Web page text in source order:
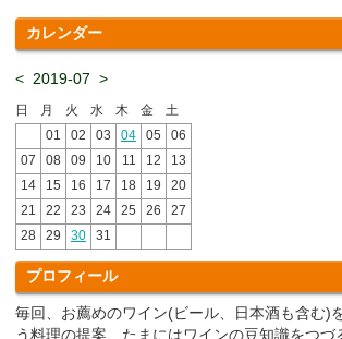
カレンダー
< 2019-07 >
日 月 火 水 木 金
土
01
02 03 04 05
06
07
08 09 10 11 12
13
14
15 16 17 18 19
20
21
22 23 24 25 26
27
28
29 30 31
プロフィール
毎回、お薦めのワイン(ビール、日本酒も含む)
う料理の提案、たまにはワインの豆知識をつづ